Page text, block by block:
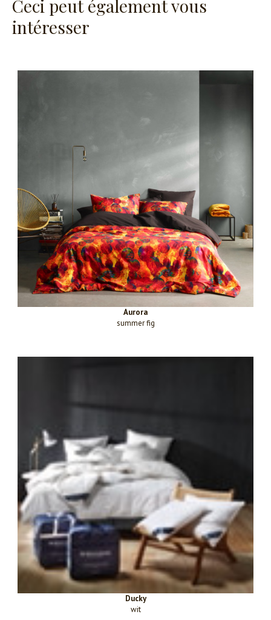
Ceci peut également vous
intéresser
Aurora
summer fig
Ducky
wit